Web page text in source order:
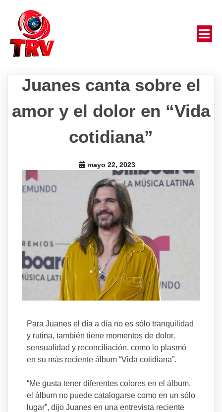
Juanes canta sobre el
amor y el dolor en “Vida
cotidiana”
mayo 22, 2023
Para Juanes el día a día no es sólo tranquilidad
y rutina, también tiene momentos de dolor,
sensualidad y reconciliación, como lo plasmó
en su más reciente álbum “Vida cotidiana”.
“Me gusta tener diferentes colores en el álbum,
el álbum no puede catalogarse como en un sólo
lugar”, dijo Juanes en una entrevista reciente